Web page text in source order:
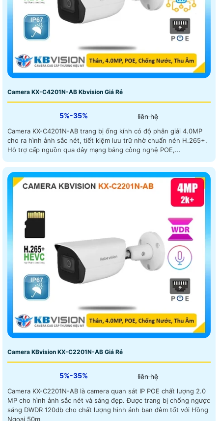
Camera KX-C4201N-AB Kbvision Giá Rẻ
5%-35% liên hệ
Camera KX-C4201N-AB trang bị ống kính có độ phân giải 4.0MP
cho ra hình ảnh sắc nét, tiết kiệm lưu trữ nhờ chuẩn nén H.265+.
Hỗ trợ cấp nguồn qua dây mạng bằng công nghệ POE,...
Camera KBvision KX-C2201N-AB Giá Rẻ
5%-35% liên hệ
Camera KX-C2201N-AB là camera quan sát IP POE chất lượng 2.0
MP cho hình ảnh sắc nét và sáng đẹp. Được trang bị chống ngược
sáng DWDR 120db cho chất lượng hình ảnh ban đêm tốt với Hồng
Ngoại 50m